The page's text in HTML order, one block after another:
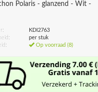
Polaris - glanzend - Wit -
KDI2763
per stuk
Op voorraad (8)